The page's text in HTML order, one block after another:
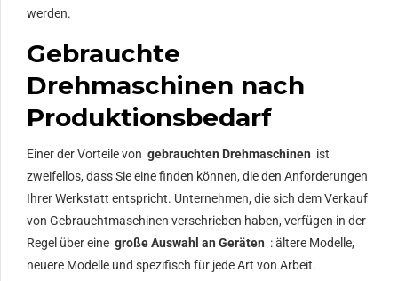
werden.
Gebrauchte
Drehmaschinen nach
Produktionsbedarf
Einer der Vorteile von gebrauchten Drehmaschinen ist
zweifellos, dass Sie eine finden können, die den Anforderungen
Ihrer Werkstatt entspricht. Unternehmen, die sich dem Verkauf
von Gebrauchtmaschinen verschrieben haben, verfügen in der
Regel über eine große Auswahl an Geräten : ältere Modelle,
neuere Modelle und spezifisch für jede Art von Arbeit.